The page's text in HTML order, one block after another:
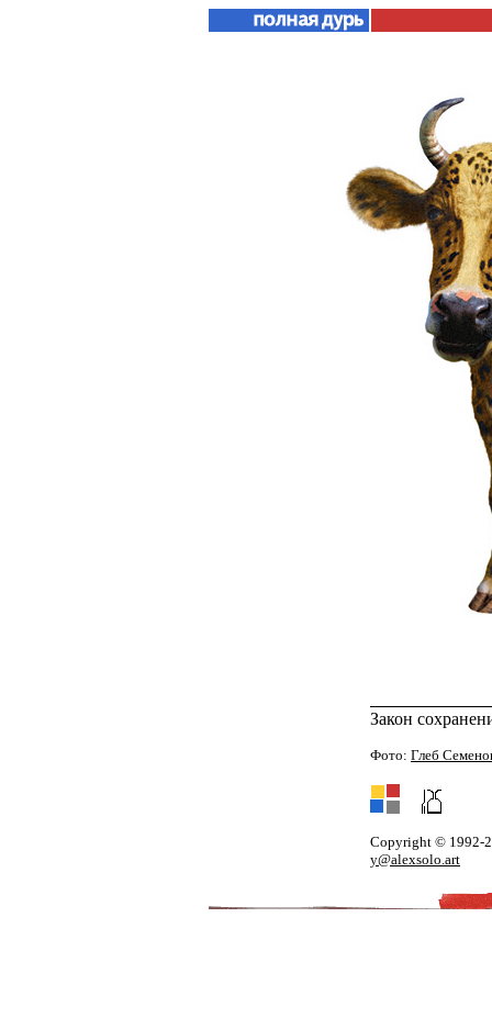
Закон
Фото: Глеб
Copyright © 1992-
y@alexsolo.art